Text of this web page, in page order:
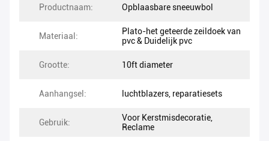
Productnaam: Opblaasbare sneeuwbol
Materiaal:
Plato-het geteerde zeildoek van
pvc & Duidelijk pvc
Grootte: 10ft diameter
Aanhangsel: luchtblazers, reparatiesets
Gebruik:
Voor Kerstmisdecoratie,
Reclame